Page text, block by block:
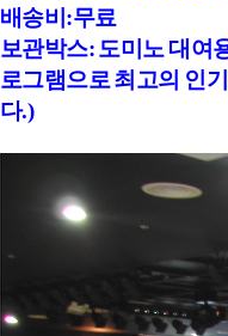
배송비:무료
보관박스: 도미노 대여
로그램으로 최고의 인
다.)